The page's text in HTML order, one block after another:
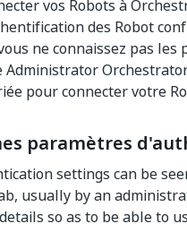
vos Robots à
des Robot
ne connaissez pas
Administrator
pour connecter votre
paramètres
settings can be
usually by an
so as to be able to